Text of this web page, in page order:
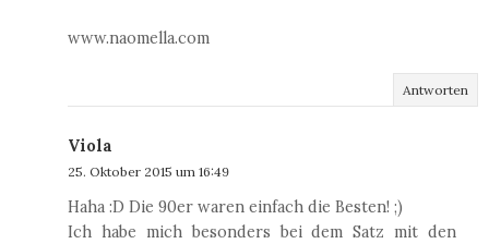
www.naomella.com
Antworten
Viola
25. Oktober 2015 um 16:49
Haha :D Die 90er waren einfach die Besten! ;)
Ich habe mich besonders bei dem Satz mit den